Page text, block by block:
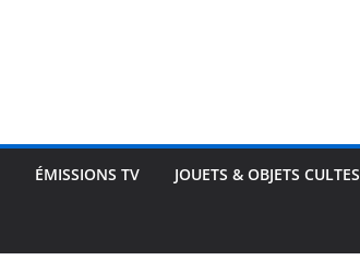
ÉMISSIONS TV JOUETS & OBJETS CULTES